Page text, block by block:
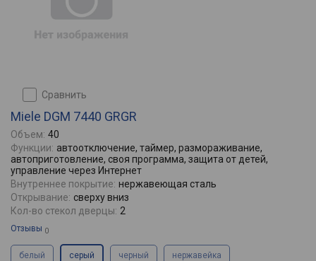
сравнить
Miele DGM 7440 GRGR
Объем: 40
Функции: автоотключение, таймер, размораживание,
автоприготовление, своя программа, защита от детей,
управление через Интернет
Внутреннее покрытие: нержавеющая сталь
Открывание: сверху вниз
Кол-во стекол дверцы: 2
Отзывы 0
белый серый черный нержавейка